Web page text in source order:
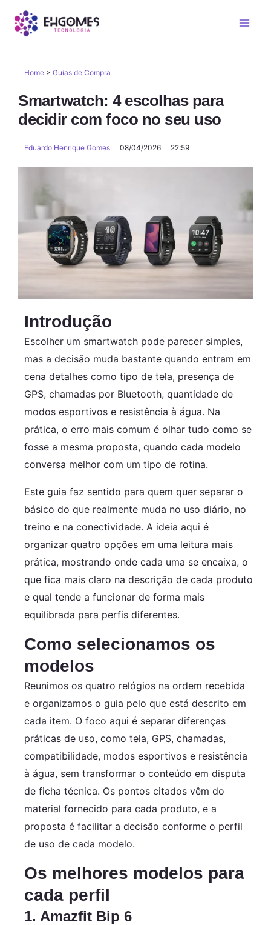
Home > Guias de Compra
Smartwatch: 4 escolhas para
decidir com foco no seu uso
Eduardo Henrique Gomes 08/04/2026 22:59
Introdução
Escolher um smartwatch pode parecer simples,
mas a decisão muda bastante quando entram em
cena detalhes como tipo de tela, presença de
GPS, chamadas por Bluetooth, quantidade de
modos esportivos e resistência à água. Na
prática, o erro mais comum é olhar tudo como se
fosse a mesma proposta, quando cada modelo
conversa melhor com um tipo de rotina.
Este guia faz sentido para quem quer separar o
básico do que realmente muda no uso diário, no
treino e na conectividade. A ideia aqui é
organizar quatro opções em uma leitura mais
prática, mostrando onde cada uma se encaixa, o
que fica mais claro na descrição de cada produto
e qual tende a funcionar de forma mais
equilibrada para perfis diferentes.
Como selecionamos os
modelos
Reunimos os quatro relógios na ordem recebida
e organizamos o guia pelo que está descrito em
cada item. O foco aqui é separar diferenças
práticas de uso, como tela, GPS, chamadas,
compatibilidade, modos esportivos e resistência
à água, sem transformar o conteúdo em disputa
de ficha técnica. Os pontos citados vêm do
material fornecido para cada produto, e a
proposta é facilitar a decisão conforme o perfil
de uso de cada modelo.
Os melhores modelos para
cada perfil
1. Amazfit Bip 6